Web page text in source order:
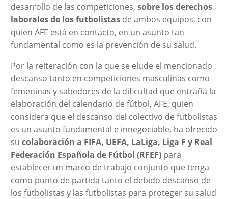
desarrollo de las competiciones, sobre los derechos
laborales de los futbolistasde ambos equipos, con
quien AFE está en contacto, en un asunto tan
fundamental como es la prevención de su salud.
Por la reiteración con la que se elude el mencionado
descanso tanto en competiciones masculinas como
femeninas y sabedores de la dificultad que entraña la
elaboración del calendario de fútbol, AFE, quien
considera que el descanso del colectivo de futbolistas
es un asunto fundamental e innegociable, ha ofrecido
su colaboración a FIFA, UEFA, LaLiga, Liga F y Real
Federación Española de Fútbol (RFEF)para
establecer un marco de trabajo conjunto que tenga
como punto de partida tanto el debido descanso de
los futbolistas y las futbolistas para proteger su salud